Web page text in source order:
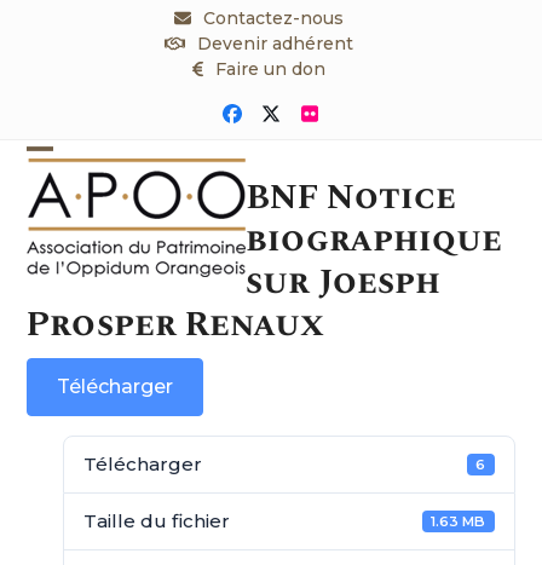
Contactez-nous
Devenir adhérent
Faire un don
Facebook
TwitterFlickr
Open
mobile
menu
Close
mobile
menu
BNF Notice
biographique
sur Joesph
Prosper Renaux
Télécharger
Télécharger 6
Taille du fichier 1.63 MB